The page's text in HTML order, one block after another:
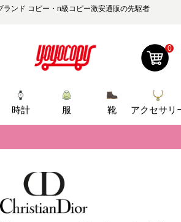
ランド コピー・n級コピー激安通販の先駆者
0
時計 服 靴
アクセサリ
トンスーパーコピー バッグ最新モデルが登場。
ーパーコピーのみ取扱い。最高品質の再現度を